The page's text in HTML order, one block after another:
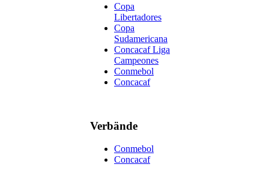
Copa
Libertadores
Copa
Sudamericana
Concacaf Liga
Campeones
Conmebol
Concacaf
Verbände
Conmebol
Concacaf